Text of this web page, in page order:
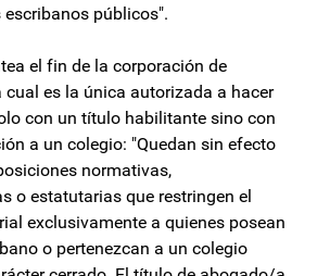
escribanos públicos".
el fin de la corporación de
cual es la única autorizada a hacer
con un título habilitante sino con
a un colegio: "Quedan sin efecto
normativas,
o estatutarias que restringen el
exclusivamente a quienes posean
o pertenezcan a un colegio